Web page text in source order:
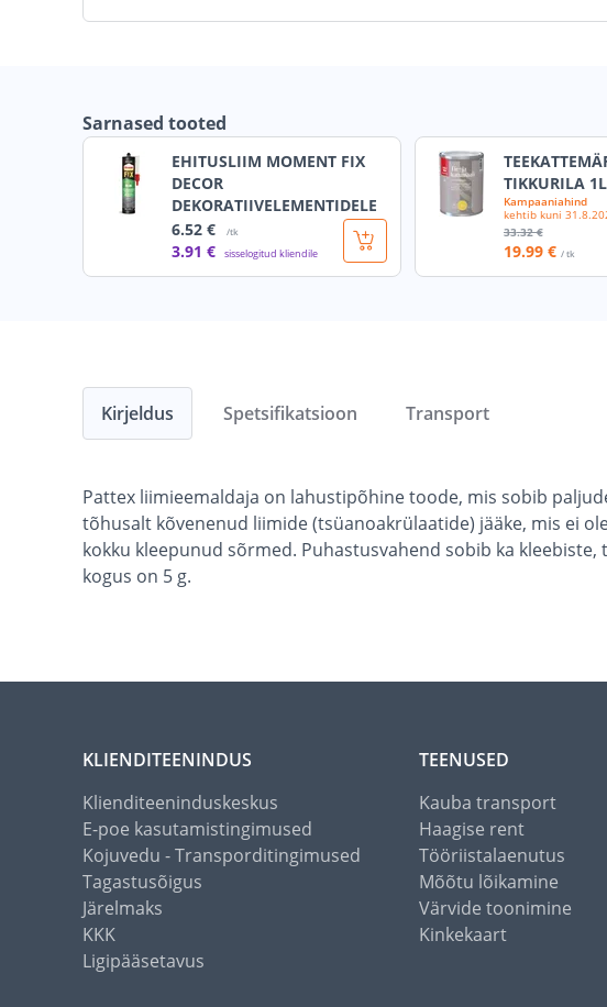
Sarnased tooted
EHITUSLIIM MOMENT FIX
DECOR
DEKORATIIVELEMENTIDELE
6.52 € /tk
3.91 € sisselogitud kliendile
TIKKURILA
Kampaaniahind
kehtib kuni
33.32 €
19.99 € / tk
Kirjeldus
Pattex liimieemaldaja on lahustipõhine toode, mis sobib
tõhusalt kõvenenud liimide (tsüanoakrülaatide) jääke, mis ei
kokku kleepunud sõrmed. Puhastusvahend sobib ka
kogus on 5 g.
Spetsifikatsioon Transport
KLIENDITEENINDUS
Klienditeeninduskeskus
E-poe kasutamistingimused
Kojuvedu - Transporditingimused
Tagastusõigus
Järelmaks
KKK
Ligipääsetavus
TEENUSED
Kauba transport
Haagise rent
Tööriistalaenutus
Mõõtu lõikamine
Värvide toonimine
Kinkekaart